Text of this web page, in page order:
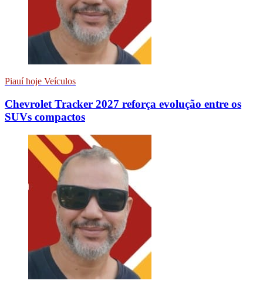
Piauí hoje Veículos
Chevrolet Tracker 2027 reforça evolução entre os
SUVs compactos